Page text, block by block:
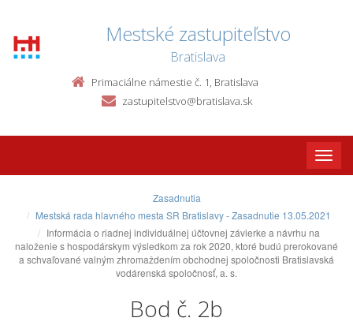
Mestské zastupiteľstvo
Bratislava
Primaciálne námestie č. 1, Bratislava
zastupitelstvo@bratislava.sk
Toggle
Zasadnutia
Mestská rada hlavného mesta SR Bratislavy - Zasadnutie 13.05.2021
Informácia o riadnej individuálnej účtovnej závierke a návrhu na
naloženie s hospodárskym výsledkom za rok 2020, ktoré budú prerokované
a schvaľované valným zhromaždením obchodnej spoločnosti Bratislavská
vodárenská spoločnosť, a. s.
Bod č. 2b